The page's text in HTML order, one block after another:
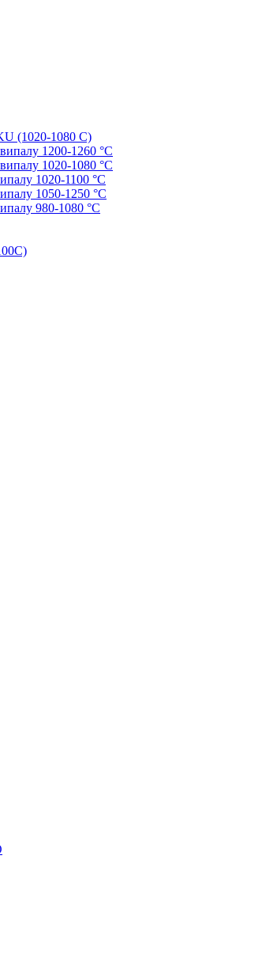
(1020-1080 С)
1200-1260 °С
1020-1080 °С
1020-1100 °С
1050-1250 °С
980-1080 °С